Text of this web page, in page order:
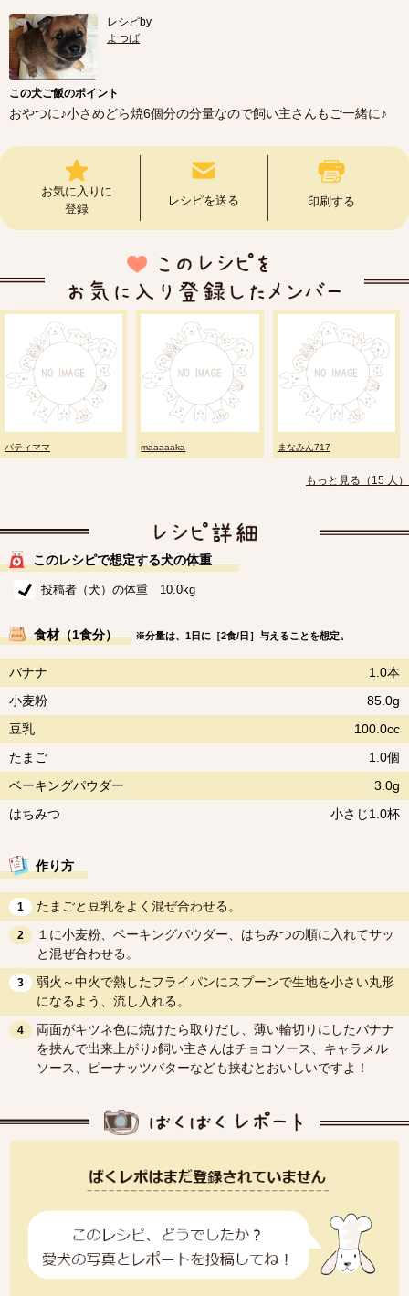
レシピby
よつば
この犬ご飯のポイント
おやつに♪小さめどら焼6個分の分量なので飼い主さんもご一緒に♪
お気に入りに
登録
レシピを送る 印刷する
パティママ maaaaaka まなみん717
もっと見る（15 人）
このレシピで想定する犬の体重
投稿者（犬）の体重 10.0kg
食材（1食分） ※分量は、1日に［2食/日］与えることを想定。
バナナ
1.0本
小麦粉
85.0g
豆乳
100.0cc
たまご
1.0個
ベーキングパウダー
3.0g
はちみつ
小さじ1.0杯
作り方
1 たまごと豆乳をよく混ぜ合わせる。
2
１に小麦粉、ベーキングパウダー、はちみつの順に入れてサッ
と混ぜ合わせる。
3
弱火～中火で熱したフライパンにスプーンで生地を小さい丸形
になるよう、流し入れる。
4
両面がキツネ色に焼けたら取りだし、薄い輪切りにしたバナナ
を挟んで出来上がり♪飼い主さんはチョコソース、キャラメル
ソース、ピーナッツバターなども挟むとおいしいですよ！